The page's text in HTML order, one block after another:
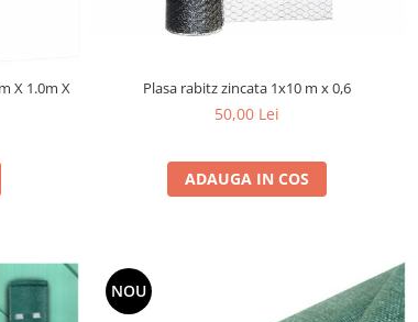
X 1.0m X
Plasa rabitz zincata 1x10 m x 0,6
50,00 Lei
ADAUGA IN COS
NOU